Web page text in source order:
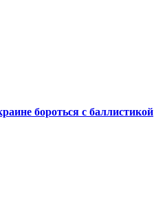
бороться с баллистикой